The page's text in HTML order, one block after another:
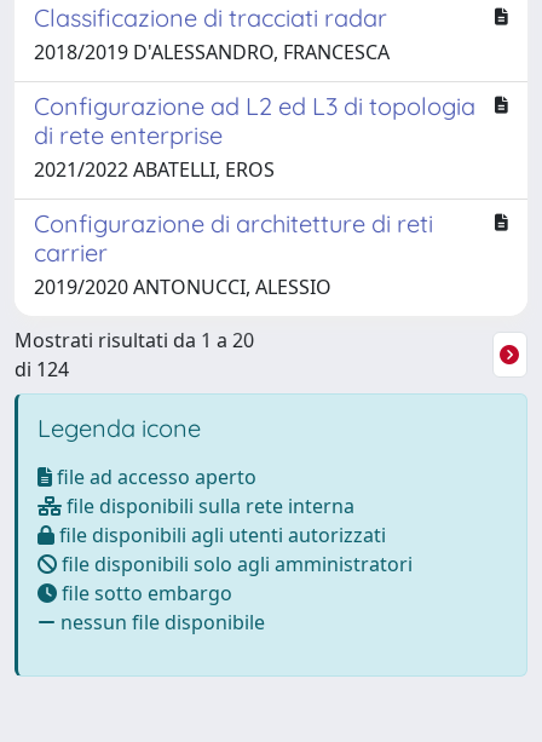
Classificazione di tracciati radar
2018/2019 D'ALESSANDRO, FRANCESCA
Configurazione ad L2 ed L3 di topologia
di rete enterprise
2021/2022 ABATELLI, EROS
Configurazione di architetture di reti
carrier
2019/2020 ANTONUCCI, ALESSIO
Mostrati risultati da 1 a 20
di 124
Legenda icone
file ad accesso aperto
file disponibili sulla rete interna
file disponibili agli utenti autorizzati
file disponibili solo agli amministratori
file sotto embargo
nessun file disponibile